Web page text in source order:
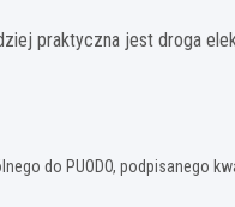
praktyczna jest droga
do PUODO, podpisanego